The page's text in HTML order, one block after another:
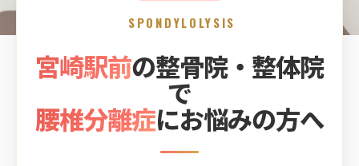
SPONDYLOLYSIS
宮崎駅前の整骨院・整体院
で
腰椎分離症にお悩みの方へ